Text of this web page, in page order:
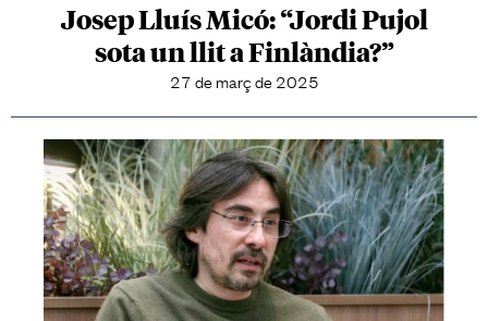
Josep Lluís Micó: “Jordi Pujol
sota un llit a Finlàndia?”
27 de març de 2025